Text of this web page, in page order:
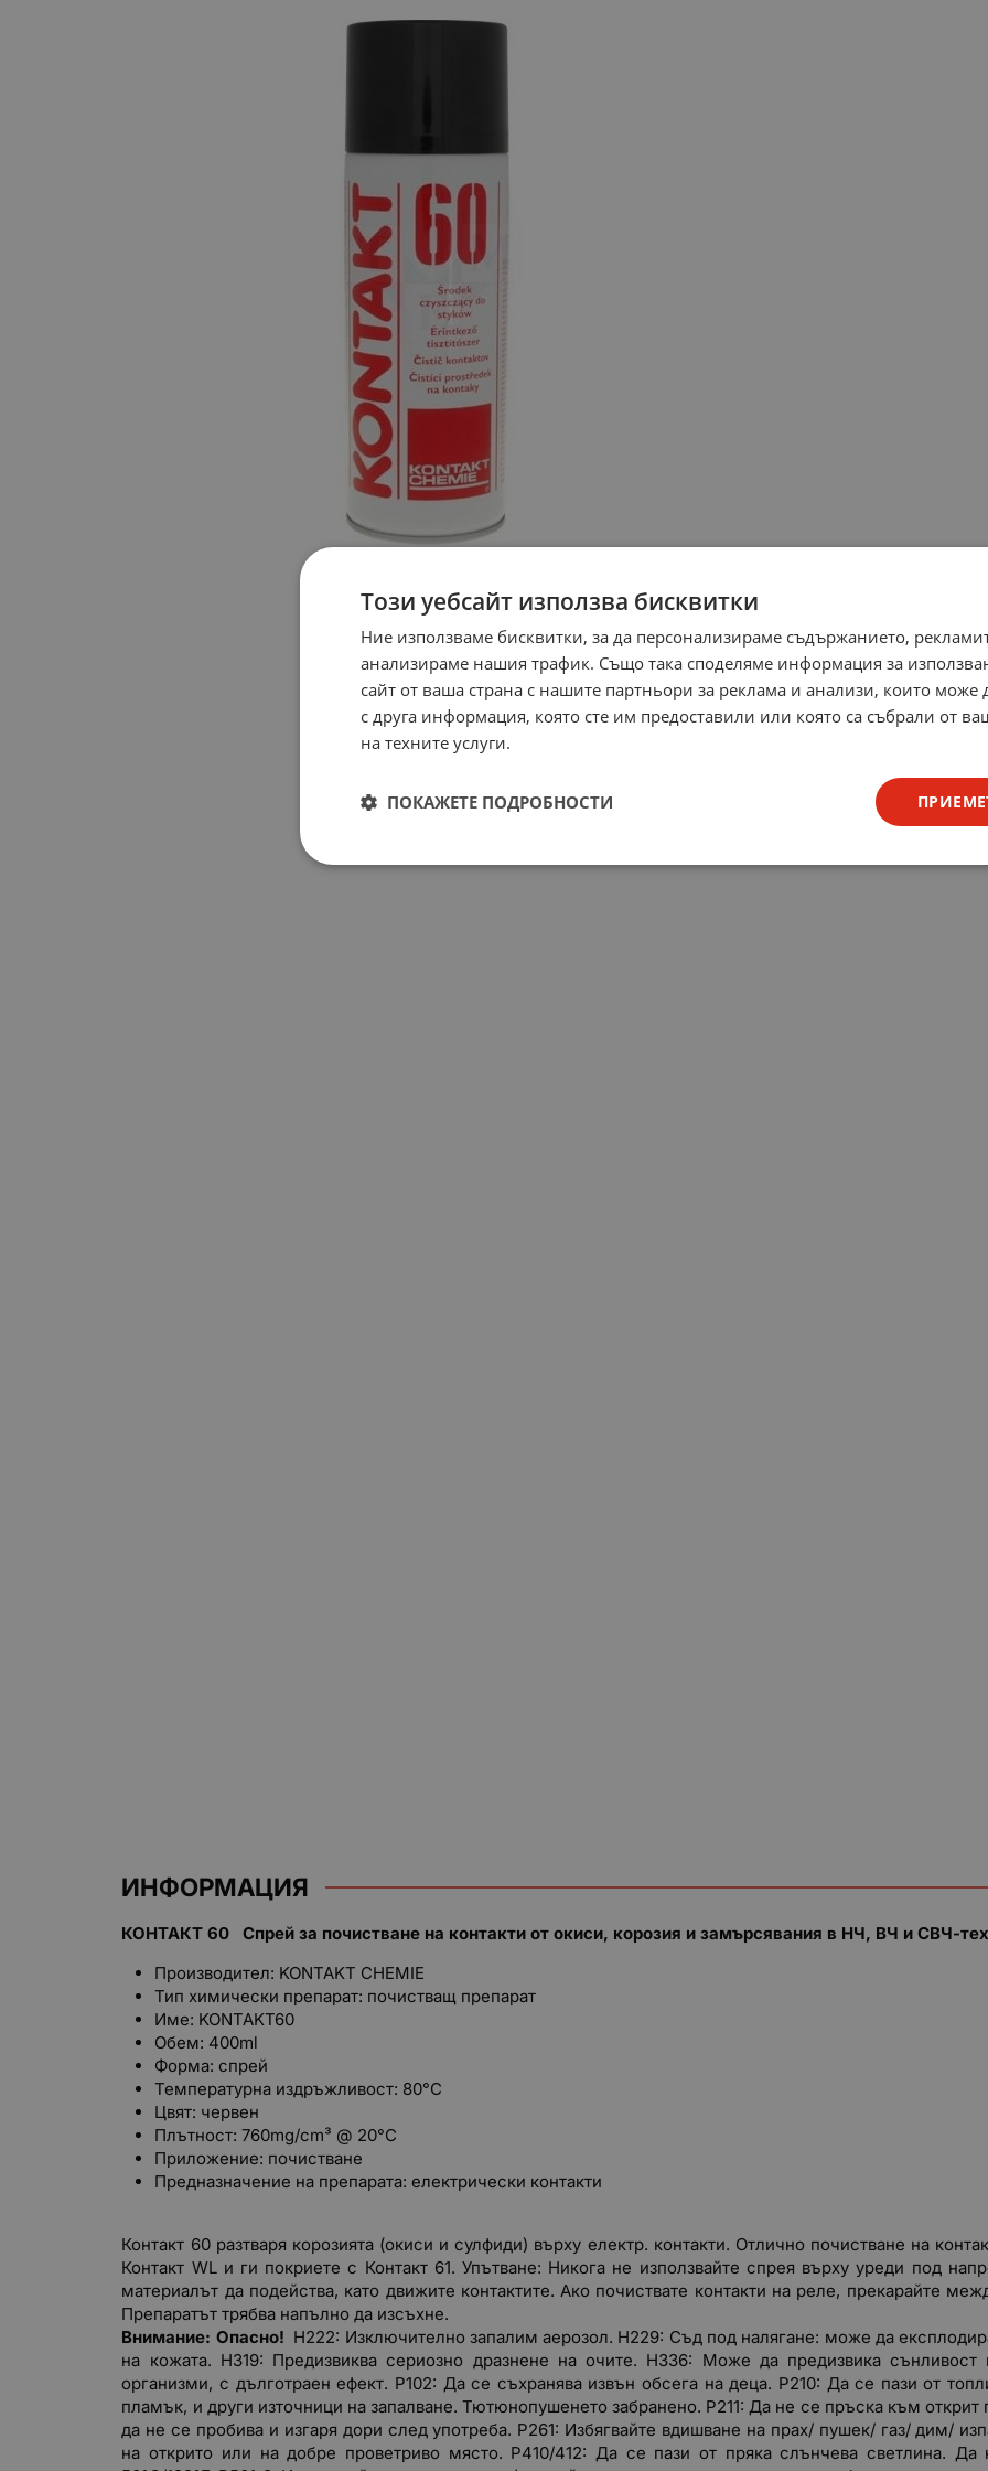
ИНФОРМАЦИЯ
КОНТАКТ 60 Спрей за почистване на контакти от окиси, корозия и замърсявания в НЧ, ВЧ и СВЧ-
Производител: KONTAKT CHEMIE
Тип химически препарат: почистващ препарат
Име: KONTAKT60
Обем: 400ml
Форма: спрей
Температурна издръжливост: 80°C
Цвят: червен
Плътност: 760mg/cm³ @ 20°C
Приложение: почистване
Предназначение на препарата: електрически контакти
Контакт 60 разтваря корозията (окиси и сулфиди) върху електр. контакти. Отлично почистване на
Контакт WL и ги покриете с Контакт 61. Упътване: Никога не използвайте спрея върху уреди под
материалът да подейства, като движите контактите. Ако почиствате контакти на реле, прекарайте
Препаратът трябва напълно да изсъхне.
Внимание: Опасно! H222: Изключително запалим аерозол. H229: Съд под налягане: може да
на кожата. H319: Предизвиква сериозно дразнене на очите. H336: Може да предизвика
организми, с дълготраен ефект. P102: Да се съхранява извън обсега на деца. P210: Да се пази от
пламък, и други източници на запалване. Тютюнопушенето забранено. P211: Да не се пръска към открит
да не се пробива и изгаря дори след употреба. P261: Избягвайте вдишване на прах/ пушек/ газ/ дим/
на открито или на добре проветриво място. P410/412: Да се пази от пряка слънчева светлина.
Този уебсайт използва бисквитки
Ние използваме бисквитки, за да персонализираме съдържанието,
анализираме нашия трафик. Също така споделяме информация за
сайт от ваша страна с нашите партньори за реклама и анализи, които може
с друга информация, която сте им предоставили или която са събрали от
на техните услуги.
ПОКАЖЕТЕ ПОДРОБНОСТИ